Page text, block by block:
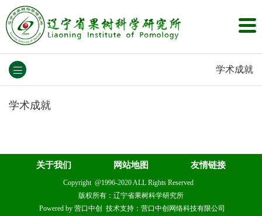
学术成就
学术成就
关于我们 网站地图 友情链接
Copyright @1996-2020 ALL Rights Reserved
版权所有：辽宁省果树科学研究所
Powered by 营口中创 技术支持：营口中创网络科技有限公司